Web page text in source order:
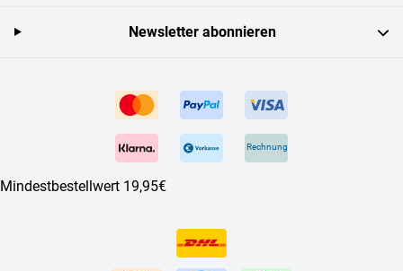
Rechnung
Mindestbestellwert 19,95€
Newsletter abonnieren